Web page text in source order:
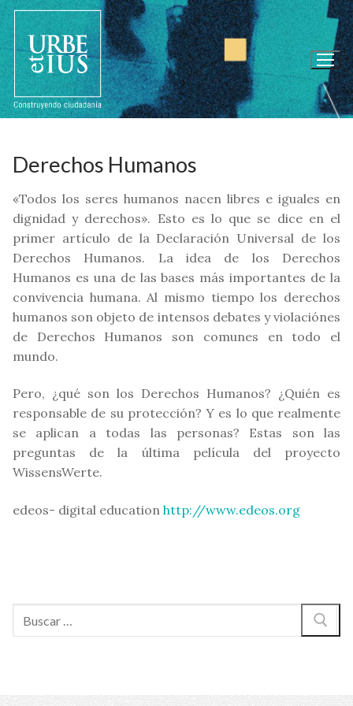
contenido
Derechos Humanos
«Todos los seres humanos nacen libres e iguales en
dignidad y derechos». Esto es lo que se dice en el
primer artículo de la Declaración Universal de los
Derechos Humanos. La idea de los Derechos
Humanos es una de las bases más importantes de la
convivencia humana. Al mismo tiempo los derechos
humanos son objeto de intensos debates y violaciónes
de Derechos Humanos son comunes en todo el
mundo.
Pero, ¿qué son los Derechos Humanos? ¿Quién es
responsable de su protección? Y es lo que realmente
se aplican a todas las personas? Estas son las
preguntas de la última película del proyecto
WissensWerte.
edeos- digital education http://www.edeos.org